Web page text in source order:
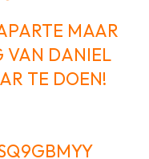
MAAR
VAN DANIEL
TE DOEN!